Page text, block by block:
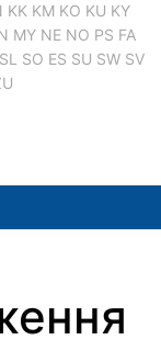
KK KM KO KU KY
MY NE NO PS FA
SL SO ES SU SW SV